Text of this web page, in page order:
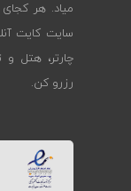
میاد. هر
سایت کایت
چارتر، هتل
رزرو کن.